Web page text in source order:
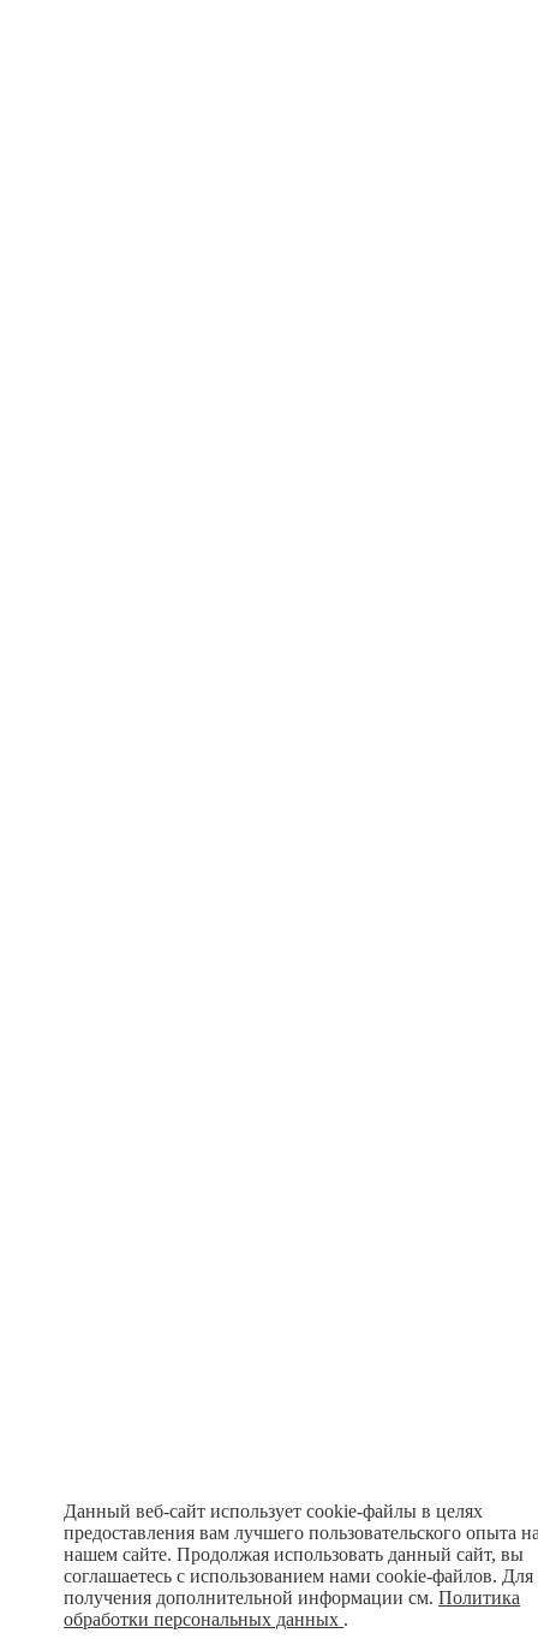
Данный веб-сайт использует cookie-файлы в целях
предоставления вам лучшего пользовательского опыта
нашем сайте. Продолжая использовать данный сайт, вы
соглашаетесь с использованием нами cookie-файлов. Для
получения дополнительной информации см.Политика
обработки персональных данных .